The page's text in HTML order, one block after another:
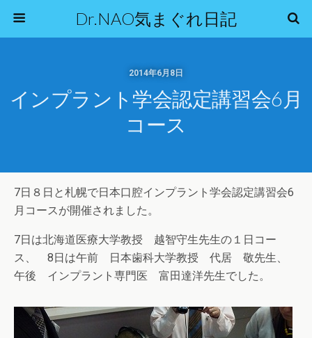
Dr.NAO気まぐれ日記
2014年6月8日
インプラント学会認定講習会6月
コース
7日８日と札幌で日本口腔インプラント学会認定講習会6
月コースが開催されました。
7日は北海道医療大学教授 越智守生先生の１日コー
ス、 8日は午前 日本歯科大学教授 代居 敬先生、
午後 インプラント専門医 富田達洋先生でした。